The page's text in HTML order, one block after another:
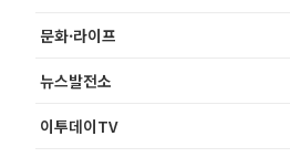
문화·라이프
뉴스발전소
이투데이TV